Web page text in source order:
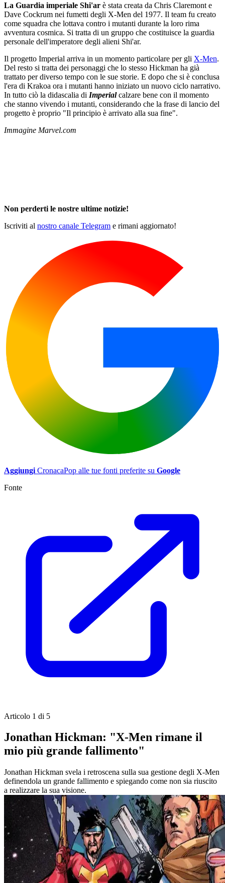
La Guardia imperiale Shi'ar è stata creata da Chris Claremont e
Dave Cockrum nei fumetti degli X-Men del 1977. Il team fu creato
come squadra che lottava contro i mutanti durante la loro rima
avventura cosmica. Si tratta di un gruppo che costituisce la guardia
personale dell'imperatore degli alieni Shi'ar.
Il progetto Imperial arriva in un momento particolare per gli X-Men.
Del resto si tratta dei personaggi che lo stesso Hickman ha già
trattato per diverso tempo con le sue storie. E dopo che si è conclusa
l'era di Krakoa ora i mutanti hanno iniziato un nuovo ciclo narrativo.
In tutto ciò la didascalia di Imperialcalzare bene con il momento
che stanno vivendo i mutanti, considerando che la frase di lancio del
progetto è proprio "Il principio è arrivato alla sua fine".
Immagine Marvel.com
Non perderti le nostre ultime notizie!
Iscriviti al nostro canale Telegram e rimani aggiornato!
Aggiungi CronacaPop alle tue fonti preferite su Google
Fonte
Articolo 1 di 5
Jonathan Hickman: "X-Men rimane il
mio più grande fallimento"
Jonathan Hickman svela i retroscena sulla sua gestione degli X-Men
definendola un grande fallimento e spiegando come non sia riuscito
a realizzare la sua visione.